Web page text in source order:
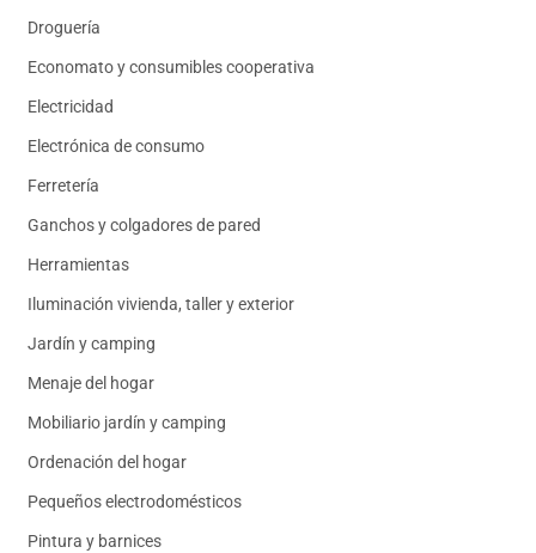
Droguería
Economato y consumibles cooperativa
Electricidad
Electrónica de consumo
Ferretería
Ganchos y colgadores de pared
Herramientas
Iluminación vivienda, taller y exterior
Jardín y camping
Menaje del hogar
Mobiliario jardín y camping
Ordenación del hogar
Pequeños electrodomésticos
Pintura y barnices